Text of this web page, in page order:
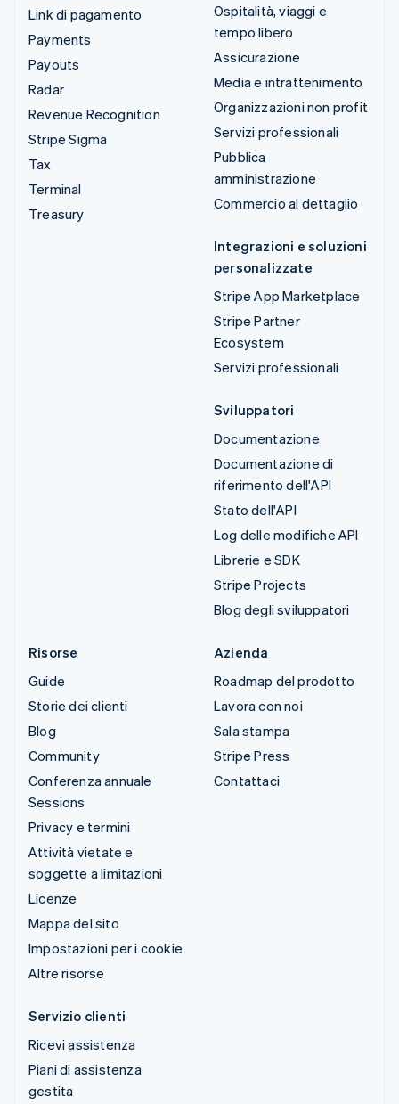
Link di pagamento
Payments
Payouts
Radar
Revenue Recognition
Stripe Sigma
Tax
Terminal
Treasury
Ospitalità, viaggi e
tempo libero
Assicurazione
Media e intrattenimento
Organizzazioni non profit
Servizi professionali
Pubblica
amministrazione
Commercio al dettaglio
Integrazioni e soluzioni
personalizzate
Stripe App Marketplace
Stripe Partner
Ecosystem
Servizi professionali
Sviluppatori
Documentazione
Documentazione di
riferimento dell'API
Stato dell'API
Log delle modifiche API
Librerie e SDK
Stripe Projects
Blog degli sviluppatori
Risorse
Guide
Storie dei clienti
Blog
Community
Conferenza annuale
Sessions
Privacy e termini
Attività vietate e
soggette a limitazioni
Licenze
Mappa del sito
Impostazioni per i cookie
Altre risorse
Azienda
Roadmap del prodotto
Lavora con noi
Sala stampa
Stripe Press
Contattaci
Servizio clienti
Ricevi assistenza
Piani di assistenza
gestita